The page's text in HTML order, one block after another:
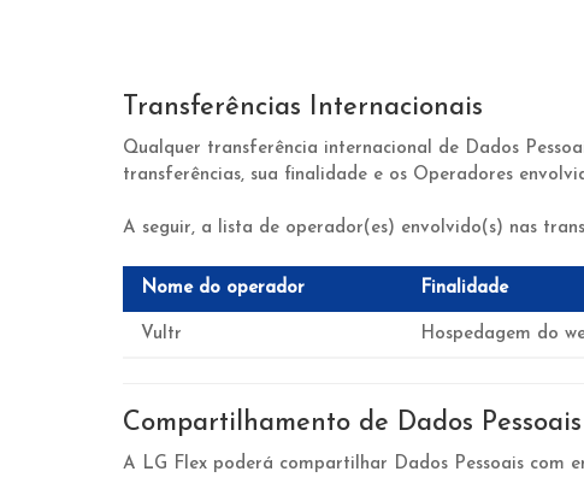
Transferências Internacionais
Qualquer transferência internacional de Dados
transferências, sua finalidade e os Operadores
A seguir, a lista de operador(es) envolvido(s) nas
Nome do operador Finalidade
Vultr Hospedagem do
Compartilhamento de Dados Pessoais
A LG Flex poderá compartilhar Dados Pessoais com